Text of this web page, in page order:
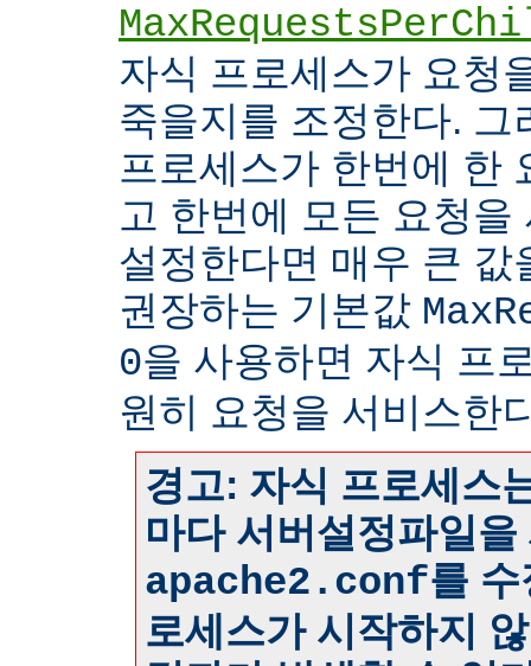
자식 프로세스가 요청
죽을지를 조정한다. 그
프로세스가 한번에 한
고 한번에 모든 요청
설정한다면 매우 큰 값
권장하는 기본값
0을 사용하면 자식 프
원히 요청을 서비스한
경고: 자식 프로세스
마다 서버설정파일
apache2.conf를
로세스가 시작하지